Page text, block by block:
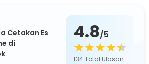
Cetakan Es
di
4.8/5
134Total Ulasan